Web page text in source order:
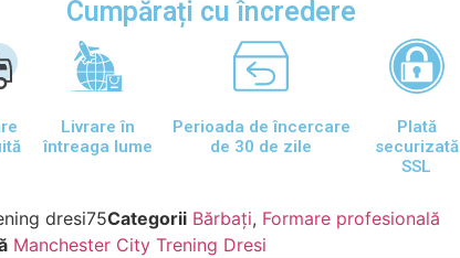
Cumpărați cu încredere
Livrare în
întreaga lume
Perioada de încercare
de 30 de zile
Plată
securizată
SSL
dresi75Categorii Bărbați, Formare profesională
Manchester City Trening Dresi